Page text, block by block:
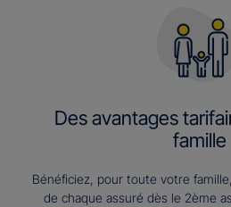
Des avantages
famille
Bénéficiez, pour toute votre
de chaque assuré dès le 2ème